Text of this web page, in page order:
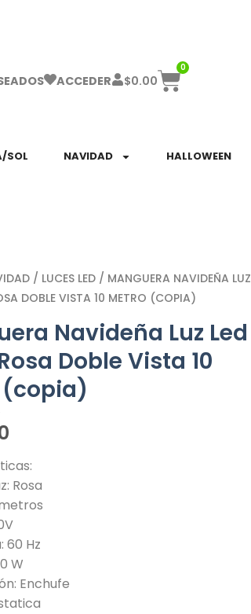
ACCEDER $0.00
0
SOL NAVIDAD HALLOWEEN
/ LUCES LED / MANGUERA NAVIDEÑA LUZ
DOBLE VISTA 10 METRO (COPIA)
Navideña Luz Led
Doble Vista 10
Rosa
60 Hz
W
Enchufe